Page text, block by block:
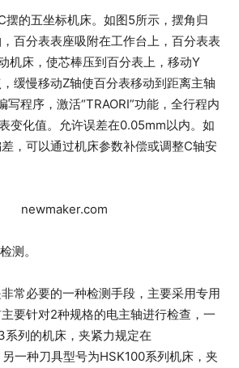
摆的五坐标机床。如图5所示，摆角归
百分表表座吸附在工作台上，百分表表
机床，使芯棒压到百分表上，移动Y
缓慢移动Z轴使百分表移动到距离主轴
程序，激活“TRAORI”功能，全行程内
变化值。允许误差在0.05mm以内。如
，可以通过机床参数补偿或调整C轴安
测。
常必要的一种检测手段，主要采用专用
要针对2种规格的电主轴进行检查，一
列的机床，夹紧力规定在
一种刀具型号为HSK100系列机床，夹